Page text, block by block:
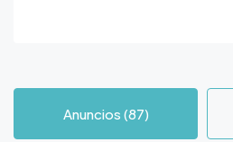
Anuncios (87)